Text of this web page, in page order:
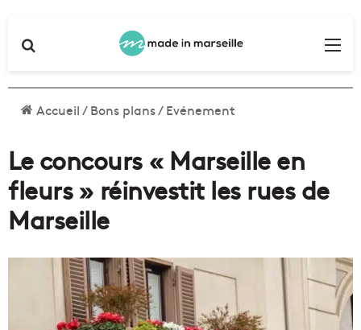
Accueil/Bons plans/Evénement
Le concours « Marseille en
fleurs » réinvestit les rues de
Marseille